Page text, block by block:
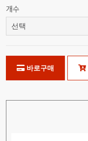
개수
바로구매